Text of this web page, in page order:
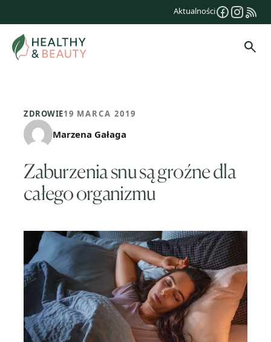
treści
Aktualności
ZDROWIE19 MARCA 2019
Marzena Gałaga
Zaburzenia snu są groźne dla
całego organizmu